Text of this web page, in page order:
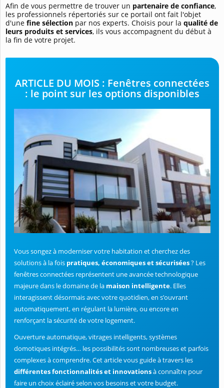
Afin de vous permettre de trouver un partenaire de confiance,
les professionnels répertoriés sur ce portail ont fait l'objet
d'une fine sélection par nos experts. Choisis pour la qualité de
leurs produits et services, ils vous accompagnent du début à
la fin de votre projet.
ARTICLE DU MOIS : Fenêtres connectées
: le point sur les options disponibles
Vous songez à moderniser votre habitation et cherchez des
solutions à la fois pratiques, économiques et sécurisées? Les
fenêtres connectées représentent une avancée technologique
majeure dans le domaine de la maison intelligente. Elles
interagissent désormais avec votre quotidien, en s’ouvrant
automatiquement, en régulant la lumière, ou encore en
renforçant la sécurité de votre logement.
Ouverture automatique, vitrages intelligents, systèmes
domotiques intégrés… les possibilités sont nombreuses et parfois
complexes à comprendre. Cet article vous guide à travers les
différentes fonctionnalités et innovationsà connaître pour
faire un choix éclairé selon vos besoins et votre budget.